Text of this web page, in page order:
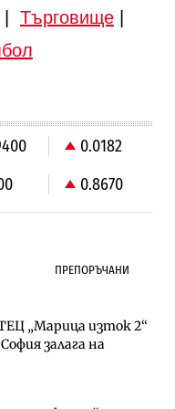
Търговище|
0.0182
0.8670
ПРЕПОРЪЧАНИ
„Марица изток 2“
залага на
изпълнител за
трамвайното
150 устройства с
август